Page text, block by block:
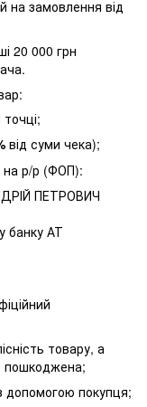
на замовлення від
20 000 грн
від суми чека);
на р/р (ФОП):
ПЕТРОВИЧ
банку АТ
товару, а
пошкоджена;
допомогою покупця;